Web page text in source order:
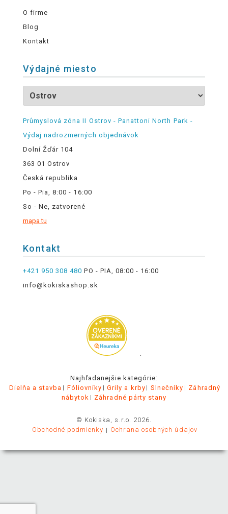
O firme
Blog
Kontakt
Výdajné miesto
Průmyslová zóna II Ostrov - Panattoni North Park -
Výdaj nadrozmerných objednávok
Dolní Žďár 104
363 01 Ostrov
Česká republika
Po - Pia, 8:00 - 16:00
So - Ne, zatvorené
mapa tu
Kontakt
+421 950 308 480 PO - PIA, 08:00 - 16:00
info@kokiskashop.sk
.
Najhľadanejšie kategórie:
Dielňa a stavba
Fóliovníky Grily a krby Slnečníky
Záhradný
nábytok
Záhradné párty stany
© Kokiska, s.r.o. 2026.
Obchodné podmienky
Ochrana osobných údajov